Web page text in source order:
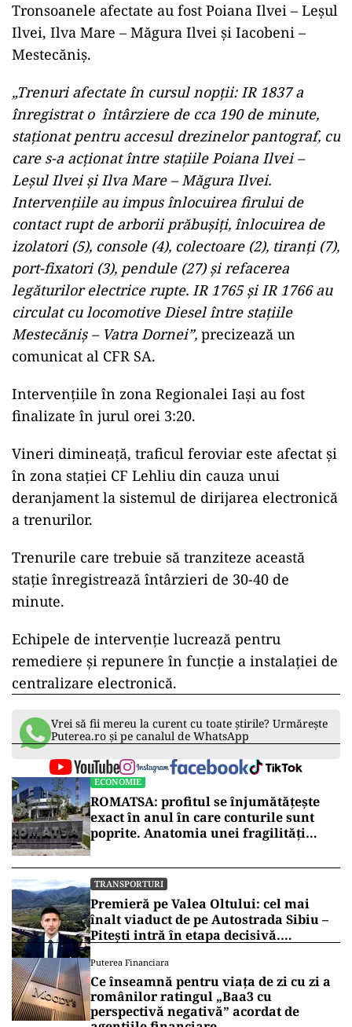
Tronsoanele afectate au fost Poiana Ilvei – Leşul
Ilvei, Ilva Mare – Măgura Ilvei şi Iacobeni –
Mestecăniş.
„Trenuri afectate în cursul nopţii: IR 1837 a
înregistrat o întârziere de cca 190 de minute,
staţionat pentru accesul drezinelor pantograf, cu
care s-a acţionat între staţiile Poiana Ilvei –
Leşul Ilvei şi Ilva Mare – Măgura Ilvei.
Intervenţiile au impus înlocuirea firului de
contact rupt de arborii prăbuşiţi, înlocuirea de
izolatori (5), console (4), colectoare (2), tiranţi (7),
port-fixatori (3), pendule (27) şi refacerea
legăturilor electrice rupte. IR 1765 şi IR 1766 au
circulat cu locomotive Diesel între staţiile
Mestecăniş – Vatra Dornei”, precizează un
comunicat al CFR SA.
Intervenţiile în zona Regionalei Iaşi au fost
finalizate în jurul orei 3:20.
Vineri dimineaţă, traficul feroviar este afectat şi
în zona staţiei CF Lehliu din cauza unui
deranjament la sistemul de dirijarea electronică
a trenurilor.
Trenurile care trebuie să tranziteze această
staţie înregistrează întârzieri de 30-40 de
minute.
Echipele de intervenţie lucrează pentru
remediere şi repunere în funcţie a instalaţiei de
centralizare electronică.
Vrei să fii mereu la curent cu toate știrile? Urmărește
Puterea.ro și pe canalul de WhatsApp
ECONOMIE
ROMATSA: profitul se înjumătățește
exact în anul în care conturile sunt
poprite. Anatomia unei fragilități
TRANSPORTURI
Premieră pe Valea Oltului: cel mai
înalt viaduct de pe Autostrada Sibiu –
Pitești intră în etapa decisivă.
anunță unde s-a ajuns cu lucrările
(VIDEO)
Puterea Financiara
Ce înseamnă pentru viața de zi cu zi a
românilor ratingul „Baa3 cu
perspectivă negativă” acordat de